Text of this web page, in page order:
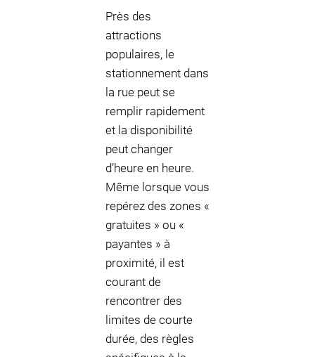
Près des
attractions
populaires, le
stationnement dans
la rue peut se
remplir rapidement
et la disponibilité
peut changer
d’heure en heure.
Même lorsque vous
repérez des zones «
gratuites » ou «
payantes » à
proximité, il est
courant de
rencontrer des
limites de courte
durée, des règles